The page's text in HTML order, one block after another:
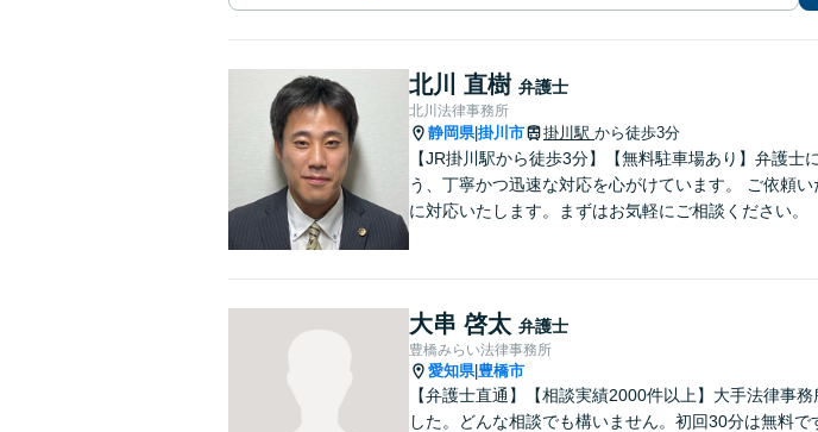
北川 直樹 弁護士
北川法律事務所
静岡県|掛川市 掛川駅 から徒歩3分
【JR掛川駅から徒歩3分】【無料駐車場あり】弁護
う、丁寧かつ迅速な対応を心がけています。 ご依頼
に対応いたします。まずはお気軽にご相談ください。
大串 啓太 弁護士
豊橋みらい法律事務所
愛知県| 豊橋市
【弁護士直通】【相談実績2000件以上】大手法律事
した。どんな相談でも構いません。初回30分は無料で